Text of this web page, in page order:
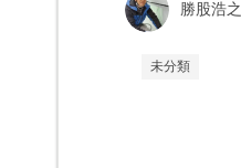
勝股浩之
未分類